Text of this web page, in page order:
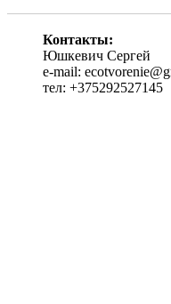
Контакты:
Юшкевич Сергей
e-mail:
тел: +375292527145